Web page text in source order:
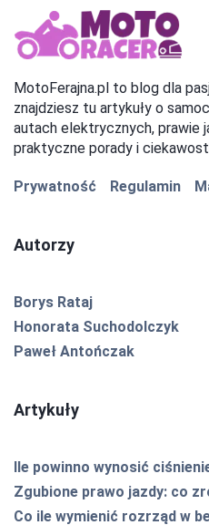
MotoFerajna.pl to blog dla
znajdziesz tu artykuły o
autach elektrycznych, prawie
praktyczne porady i
Prywatność Regulamin
Autorzy
Borys Rataj
Honorata Suchodolczyk
Paweł Antończak
Artykuły
Ile powinno wynosić
Zgubione prawo jazdy: co
Co ile wymienić rozrząd w